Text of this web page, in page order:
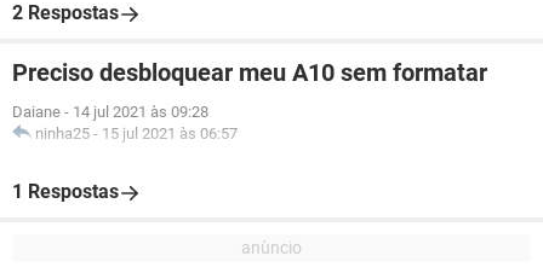
2 Respostas
Preciso desbloquear meu A10 sem formatar
Daiane - 14 jul 2021 às 09:28
ninha25 - 15 jul 2021 às 06:57
1 Respostas